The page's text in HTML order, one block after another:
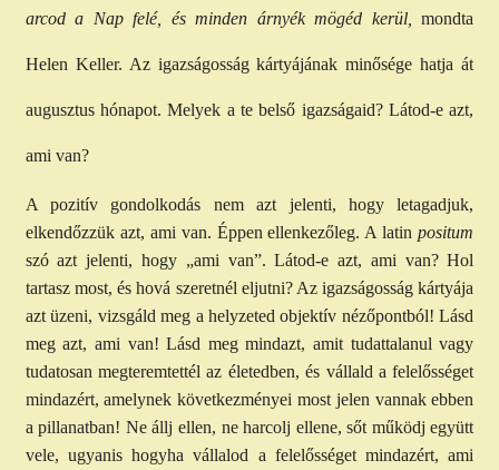
arcod a Nap felé, és minden árnyék mögéd kerül, mondta
Helen Keller. Az igazságosság kártyájának minősége hatja át
augusztus hónapot. Melyek a te belső igazságaid? Látod-e azt,
ami van?
A pozitív gondolkodás nem azt jelenti, hogy letagadjuk,
elkendőzzük azt, ami van. Éppen ellenkezőleg. A latinpositum
szó azt jelenti, hogy „ami van”. Látod-e azt, ami van? Hol
tartasz most, és hová szeretnél eljutni? Az igazságosság kártyája
azt üzeni, vizsgáld meg a helyzeted objektív nézőpontból! Lásd
meg azt, ami van! Lásd meg mindazt, amit tudattalanul vagy
tudatosan megteremtettél az életedben, és vállald a felelősséget
mindazért, amelynek következményei most jelen vannak ebben
a pillanatban! Ne állj ellen, ne harcolj ellene, sőt működj együtt
vele, ugyanis hogyha vállalod a felelősséget mindazért, ami